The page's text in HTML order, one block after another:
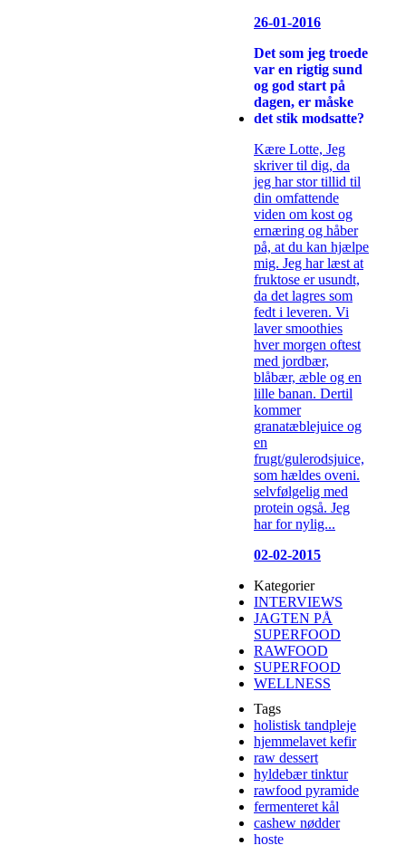
26-01-2016
Det som jeg troede
var en rigtig sund
og god start på
dagen, er måske
det stik modsatte?
Kære Lotte, Jeg
skriver til dig, da
jeg har stor tillid til
din omfattende
viden om kost og
ernæring og håber
på, at du kan hjælpe
mig. Jeg har læst at
fruktose er usundt,
da det lagres som
fedt i leveren. Vi
laver smoothies
hver morgen oftest
med jordbær,
blåbær, æble og en
lille banan. Dertil
kommer
granatæblejuice og
en
frugt/gulerodsjuice,
som hældes oveni.
selvfølgelig med
protein også. Jeg
har for nylig...
02-02-2015
Kategorier
INTERVIEWS
JAGTEN PÅ
SUPERFOOD
RAWFOOD
SUPERFOOD
WELLNESS
Tags
holistisk tandpleje
hjemmelavet kefir
raw dessert
hyldebær tinktur
rawfood pyramide
fermenteret kål
cashew nødder
hoste